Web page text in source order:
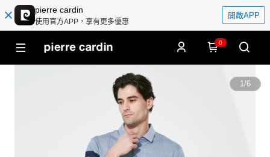
pierre cardin
使用官方APP，享有更多優惠
開啟APP
0
1/6